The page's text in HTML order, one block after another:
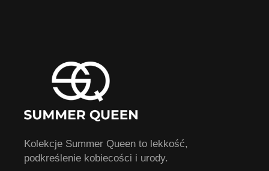
Kolekcje Summer Queen to lekkość,
podkreślenie kobiecości i urody.